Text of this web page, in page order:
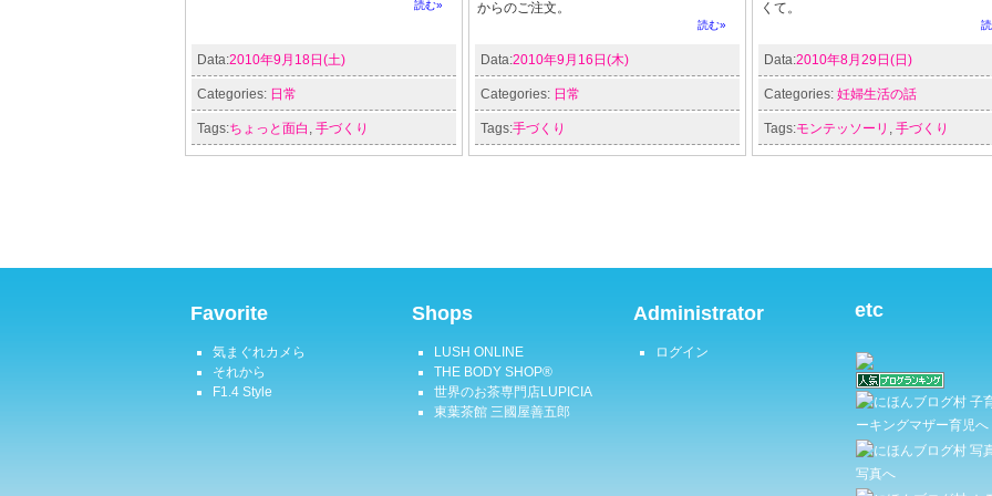
読む»
Data:2010年9月18日(土)
Categories: 日常
Tags:ちょっと面白 , 手づくり
からのご注文。
読む»
Data:2010年9月16日(木)
Categories: 日常
Tags:手づくり
くて。
Data:2010年8月29日(日)
Categories: 妊婦生活の話
Tags:モンテッソーリ , 手づくり
Favorite
気まぐれカメら
それから
F1.4 Style
Shops
LUSH ONLINE
THE BODY SHOP®
世界のお茶専門店LUPICIA
東葉茶館 三國屋善五郎
Administrator
ログイン
etc